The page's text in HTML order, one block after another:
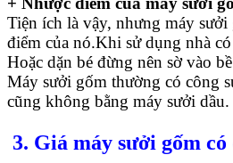
Tiện ích là vậy, nhưng máy
điểm của nó.Khi sử dụng nhà
Hoặc dặn bé đừng nên sờ vào
Máy sưởi gốm thường có công
cũng không bằng máy sưởi dầu.
3. Giá máy sưởi gốm